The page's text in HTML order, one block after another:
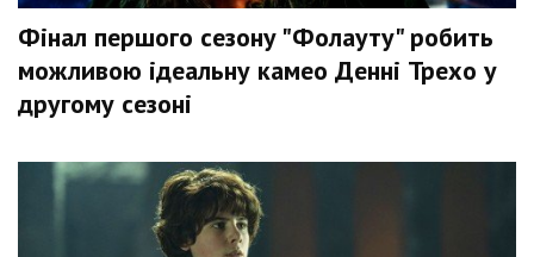
Фінал першого сезону "Фолауту" робить
можливою ідеальну камео Денні Трехо у
другому сезоні